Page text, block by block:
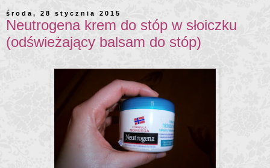
środa, 28 stycznia 2015
Neutrogena krem do stóp w słoiczku
(odświeżający balsam do stóp)